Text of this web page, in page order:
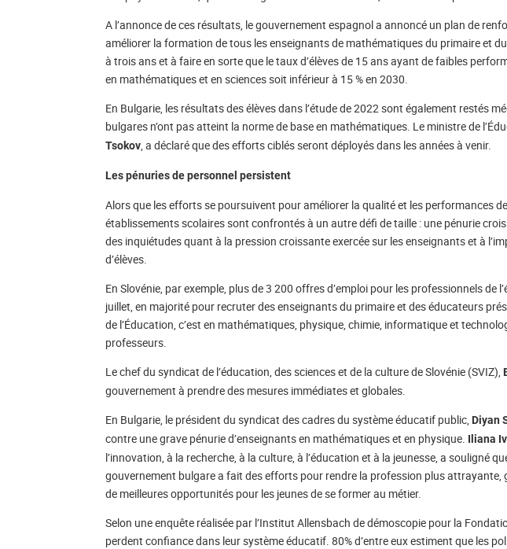
A l’annonce de ces résultats, le gouvernement espagnol a annoncé un plan de
améliorer la formation de tous les enseignants de mathématiques du primaire et
à trois ans et à faire en sorte que le taux d’élèves de 15 ans ayant de faibles
en mathématiques et en sciences soit inférieur à 15 % en 2030.
En Bulgarie, les résultats des élèves dans l’étude de 2022 sont également restés
bulgares n’ont pas atteint la norme de base en mathématiques. Le ministre de
Tsokov , a déclaré que des efforts ciblés seront déployés dans les années à venir.
Les pénuries de personnel persistent
Alors que les efforts se poursuivent pour améliorer la qualité et les performances
établissements scolaires sont confrontés à un autre défi de taille : une pénurie
des inquiétudes quant à la pression croissante exercée sur les enseignants et à
d’élèves.
En Slovénie, par exemple, plus de 3 200 offres d’emploi pour les professionnels de
juillet, en majorité pour recruter des enseignants du primaire et des éducateurs
de l’Éducation, c’est en mathématiques, physique, chimie, informatique et
professeurs.
Le chef du syndicat de l’éducation, des sciences et de la culture de Slovénie (SVIZ),
gouvernement à prendre des mesures immédiates et globales.
En Bulgarie, le président du syndicat des cadres du système éducatif public, Diyan
contre une grave pénurie d’enseignants en mathématiques et en physique. Iliana
l’innovation, à la recherche, à la culture, à l’éducation et à la jeunesse, a souligné
gouvernement bulgare a fait des efforts pour rendre la profession plus attrayante,
de meilleures opportunités pour les jeunes de se former au métier.
Selon une enquête réalisée par l’Institut Allensbach de démoscopie pour la
perdent confiance dans leur système éducatif. 80% d’entre eux estiment que les